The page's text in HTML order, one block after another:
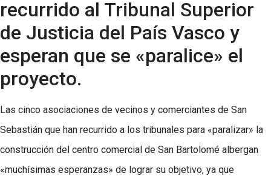
recurrido al Tribunal Superior
de Justicia del País Vasco y
esperan que se «paralice» el
proyecto.
Las cinco asociaciones de vecinos y comerciantes de San
Sebastián que han recurrido a los tribunales para «paralizar» la
construcción del centro comercial de San Bartolomé albergan
«muchísimas esperanzas» de lograr su objetivo, ya que